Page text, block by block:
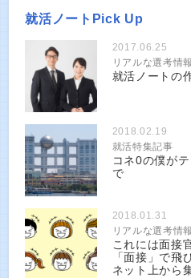
就活ノートPick Up
2017.06.25
リアルな選考情
就活ノートの
2018.02.19
就活特集記事
コネ0の僕が
で
2018.01.31
リアルな選考情
これには面接
「面接」で飛
ネット上から